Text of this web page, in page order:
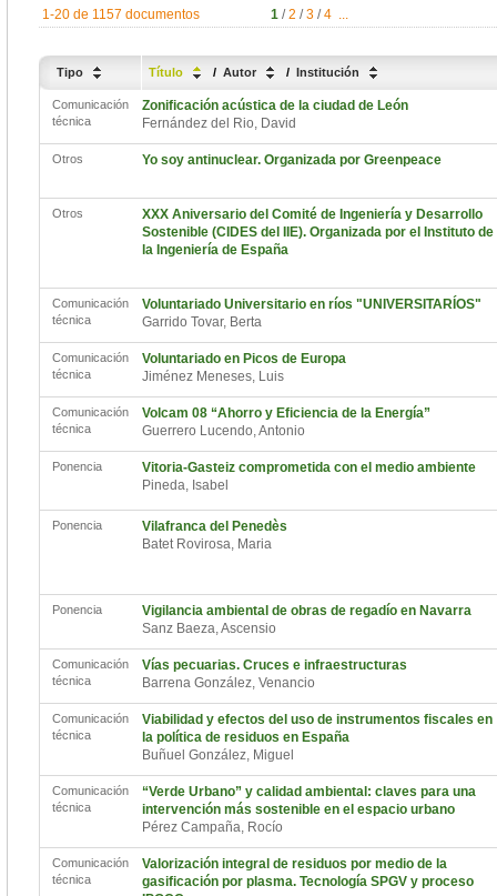
1-20 de 1157 documentos 1 / 2 / 3 / 4 ...
Tipo Título / Autor / Institución
Comunicación
técnica
Zonificación acústica de la ciudad de León
Fernández del Rio, David
Otros Yo soy antinuclear. Organizada por Greenpeace
Otros
XXX Aniversario del Comité de Ingeniería y Desarrollo
Sostenible (CIDES del IIE). Organizada por el Instituto de
la Ingeniería de España
Comunicación
técnica
Voluntariado Universitario en ríos "UNIVERSITARÍOS"
Garrido Tovar, Berta
Comunicación
técnica
Voluntariado en Picos de Europa
Jiménez Meneses, Luis
Comunicación
técnica
Volcam 08 “Ahorro y Eficiencia de la Energía”
Guerrero Lucendo, Antonio
Ponencia
Vitoria-Gasteiz comprometida con el medio ambiente
Pineda, Isabel
Ponencia
Vilafranca del Penedès
Batet Rovirosa, Maria
Ponencia
Vigilancia ambiental de obras de regadío en Navarra
Sanz Baeza, Ascensio
Comunicación
técnica
Vías pecuarias. Cruces e infraestructuras
Barrena González, Venancio
Comunicación
técnica
Viabilidad y efectos del uso de instrumentos fiscales en
la política de residuos en España
Buñuel González, Miguel
Comunicación
técnica
“Verde Urbano” y calidad ambiental: claves para una
intervención más sostenible en el espacio urbano
Pérez Campaña, Rocío
Comunicación
técnica
Valorización integral de residuos por medio de la
gasificación por plasma. Tecnología SPGV y proceso